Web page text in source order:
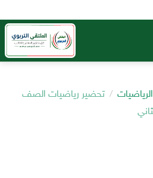
الرياضيات
تحضير رياضيات الصف